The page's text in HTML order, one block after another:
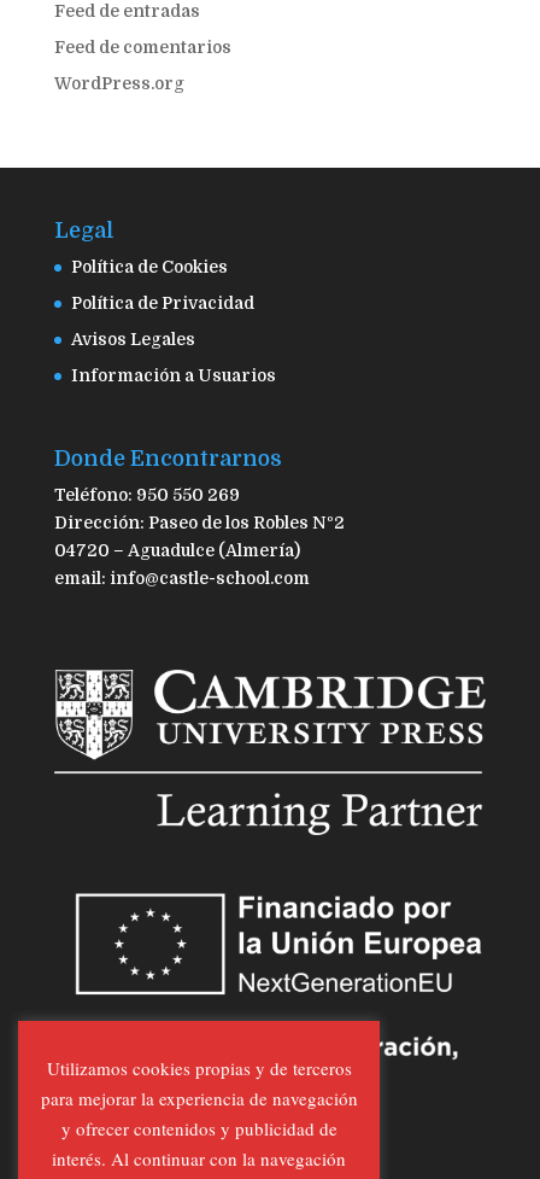
Feed de entradas
Feed de comentarios
WordPress.org
Legal
Política de Cookies
Política de Privacidad
Avisos Legales
Información a Usuarios
Donde Encontrarnos
Teléfono: 950 550 269
Dirección: Paseo de los Robles Nº2
04720 – Aguadulce (Almería)
email: info@castle-school.com
Utilizamos cookies propias y de terceros
para mejorar la experiencia de navegación
y ofrecer contenidos y publicidad de
interés. Al continuar con la navegación